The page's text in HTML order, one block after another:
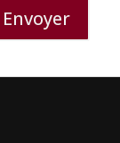
Envoyer